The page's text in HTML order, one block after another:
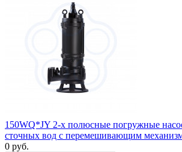
150WQ*JY 2-х полюсные погружные
сточных вод с перемешивающим
0 руб.